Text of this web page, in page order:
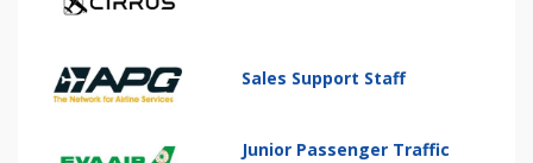
Sales Support Staff
Junior Passenger Traffic